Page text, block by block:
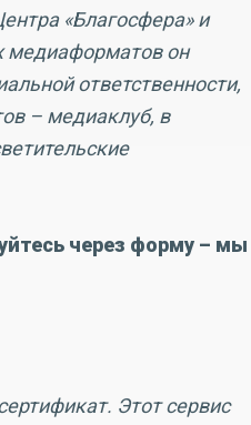
«Благосфера» и
медиаформатов он
ответственности,
– медиаклуб, в
через форму – мы
Этот сервис